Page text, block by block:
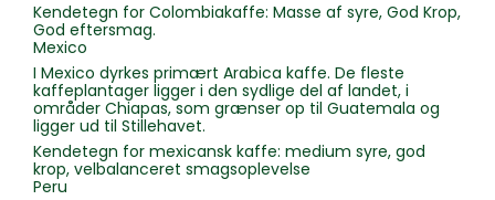
Kendetegn for Colombiakaffe: Masse af syre, God Krop,
God eftersmag.
Mexico
I Mexico dyrkes primært Arabica kaffe. De fleste
kaffeplantager ligger i den sydlige del af landet, i
områder Chiapas, som grænser op til Guatemala og
ligger ud til Stillehavet.
Kendetegn for mexicansk kaffe: medium syre, god
krop, velbalanceret smagsoplevelse
Peru